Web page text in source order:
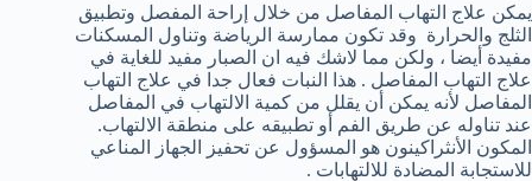
يمكن علاج التهاب المفاصل من خلال إراحة المفصل وتطبيق
الثلج والحرارة وقد تكون ممارسة الرياضة وتناول المسكنات
مفيدة أيضا ، ولكن مما لاشك فيه ان الصبار مفيد للغاية في
علاج التهاب المفاصل . هذا النبات فعال جدا في علاج التهاب
المفاصل لأنه يمكن أن يقلل من كمية الالتهاب في المفاصل
عند تناوله عن طريق الفم أو تطبيقه على منطقة الالتهاب.
المكون الأنثراكينون هو المسؤول عن تحفيز الجهاز المناعي
للاستجابة المضادة للالتهابات .